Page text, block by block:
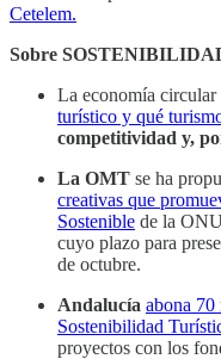
Cetelem.
Sobre
La economía circular
turístico y qué
competitividad y,
La OMT se ha
creativas que
Sostenible de la
cuyo plazo para
de octubre.
Andalucía abona 70
Sostenibilidad
proyectos con los